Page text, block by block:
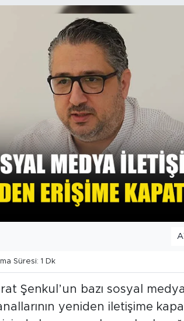
A
Süresi: 1 Dk
Şenkul’un bazı sosyal medya
yeniden iletişime